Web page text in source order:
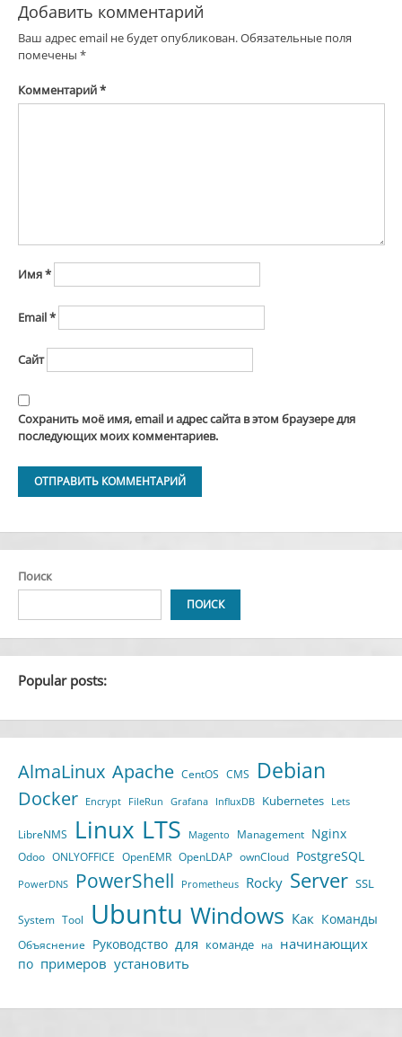
Добавить комментарий
Ваш адрес email не будет опубликован.Обязательные поля
помечены *
Комментарий*
Имя*
Email*
Сайт
Сохранить моё имя, email и адрес сайта в этом браузере для
последующих моих комментариев.
Поиск
ПОИСК
Popular posts:
AlmaLinux Apache CentOS CMS Debian
Docker Encrypt FileRun Grafana InfluxDB Kubernetes Lets
LibreNMS Linux LTS Magento Management Nginx
Odoo ONLYOFFICE OpenEMR OpenLDAP ownCloud PostgreSQL
PowerDNS PowerShell Prometheus Rocky Server SSL
System Tool Ubuntu Windows Как Команды
Объяснение Руководство для команде на начинающих
по примеров установить